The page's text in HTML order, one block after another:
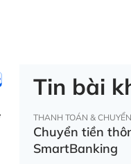
Tin bài
THANH TOÁN &
Chuyển tiền
SmartBanking